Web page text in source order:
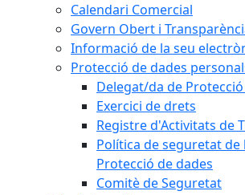
Calendari Comercial
Govern Obert i
Informació de la seu
Protecció de dades
Delegat/da de
Exercici de drets
Registre d'Activitats de
Política de seguretat
Protecció de dades
Comitè de Seguretat